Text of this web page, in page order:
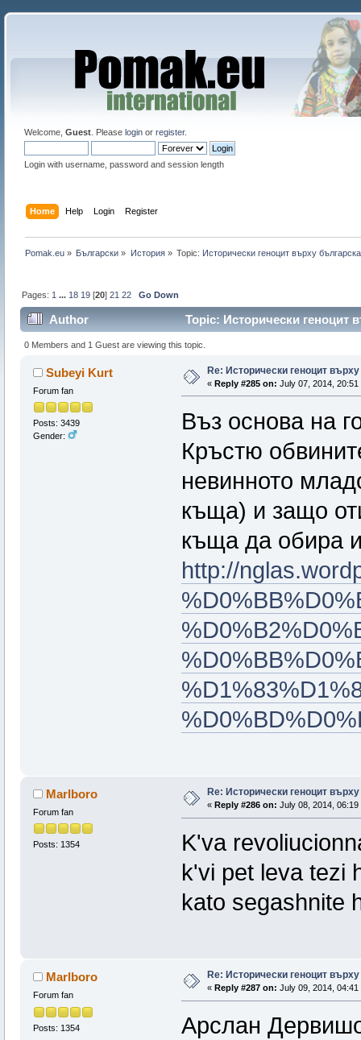
Welcome, Guest. Please loginor register.
Login with username, password and session length
Home Help Login Register
Pomak.eu » Български » История» Topic: Исторически геноцит върху
Pages: 1 ... 18 19 [20]21 22 Go Down
Author Topic: Исторически геноцит
0 Members and 1 Guest are viewing this topic.
Subeyi Kurt
Forum fan
Posts: 3439
Gender:
Re: Исторически геноцит
« Reply #285 on: July 07, 2014, 20:51
Въз основа на
Кръстю
невинното
къща) и защо
къща да обира
http://
Marlboro
Forum fan
Posts: 1354
Re: Исторически геноцит
« Reply #286 on: July 08, 2014, 06:19
K'va
k'vi pet leva tezi
kato segashnite
Marlboro
Forum fan
Posts: 1354
Re: Исторически геноцит
« Reply #287 on: July 09, 2014, 04:41
Арслан